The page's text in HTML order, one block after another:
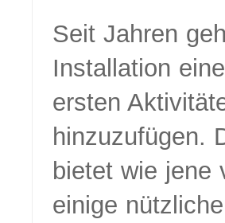
Seit Jahren
Installation
ersten
hinzuzufügen.
bietet wie jene
einige